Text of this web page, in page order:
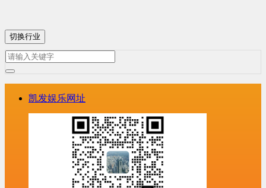
切换行业
凯发娱乐网址